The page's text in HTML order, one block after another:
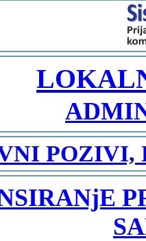
POZIVI,